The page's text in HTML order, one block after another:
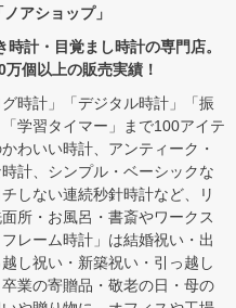
アショップ」
計・目覚まし時計の専門店。
個以上の販売実績！
時計」「デジタル時計」「振
学習タイマー」まで100アイテ
わいい時計、アンティーク・
計、シンプル・ベーシックな
しない連続秒針時計など、リ
所・お風呂・書斎やワークス
レーム時計」は結婚祝い・出
し祝い・新築祝い・引っ越し
業の寄贈品・敬老の日・母の